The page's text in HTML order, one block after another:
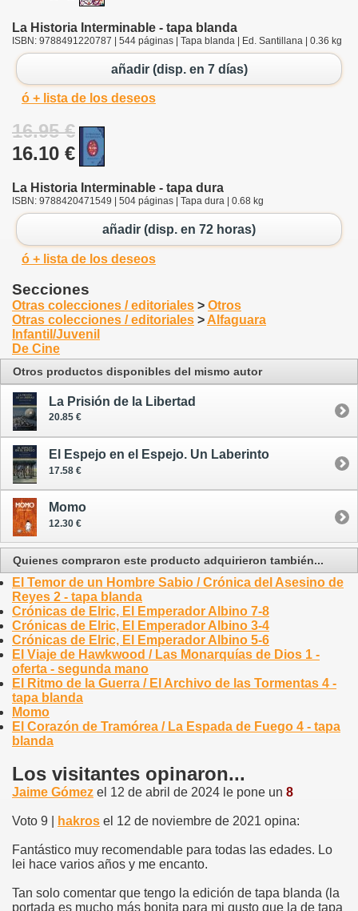
La Historia Interminable - tapa blanda
ISBN: 9788491220787 | 544 páginas | Tapa blanda | Ed. Santillana | 0.36 kg
añadir (disp. en 7 días)
ó + lista de los deseos
16.95 €
16.10 €
La Historia Interminable - tapa dura
ISBN: 9788420471549 | 504 páginas | Tapa dura | 0.68 kg
añadir (disp. en 72 horas)
ó + lista de los deseos
Secciones
Otras colecciones / editoriales > Otros
Otras colecciones / editoriales > Alfaguara
Infantil/Juvenil
De Cine
Otros productos disponibles del mismo autor
La Prisión de la Libertad
20.85 €
El Espejo en el Espejo. Un Laberinto
17.58 €
Momo
12.30 €
Quienes compraron este producto adquirieron también...
El Temor de un Hombre Sabio / Crónica del Asesino de
Reyes 2 - tapa blanda
Crónicas de Elric, El Emperador Albino 7-8
Crónicas de Elric, El Emperador Albino 3-4
Crónicas de Elric, El Emperador Albino 5-6
El Viaje de Hawkwood / Las Monarquías de Dios 1 -
oferta - segunda mano
El Ritmo de la Guerra / El Archivo de las Tormentas 4 -
tapa blanda
Momo
El Corazón de Tramórea / La Espada de Fuego 4 - tapa
blanda
Los visitantes opinaron...
Jaime Gómez el 12 de abril de 2024 le pone un 8
Voto 9 | hakros el 12 de noviembre de 2021 opina:
Fantástico muy recomendable para todas las edades. Lo
lei hace varios años y me encanto.
Tan solo comentar que tengo la edición de tapa blanda (la
portada es mucho más bonita para mi gusto que la de tapa